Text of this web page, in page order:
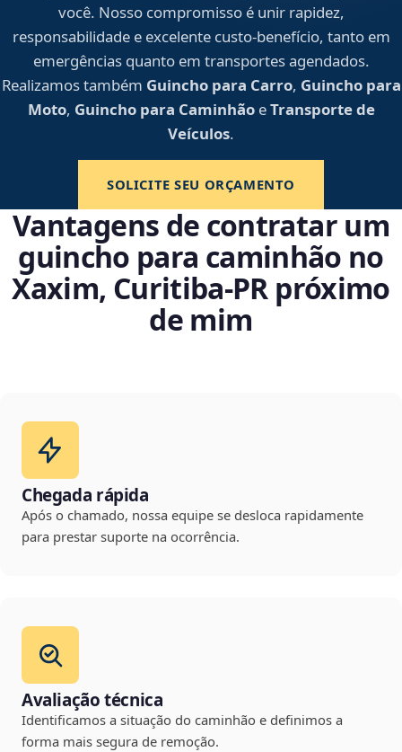
você. Nosso compromisso é unir rapidez,
responsabilidade e excelente custo-benefício, tanto em
emergências quanto em transportes agendados.
Realizamos também Guincho para Carro, Guincho para
Moto, Guincho para CaminhãoeTransporte de
Veículos.
SOLICITE SEU ORÇAMENTO
Vantagens de contratar um
guincho para caminhão no
Xaxim, Curitiba‑PR próximo
de mim
Chegada rápida
Após o chamado, nossa equipe se desloca rapidamente
para prestar suporte na ocorrência.
Avaliação técnica
Identificamos a situação do caminhão e definimos a
forma mais segura de remoção.